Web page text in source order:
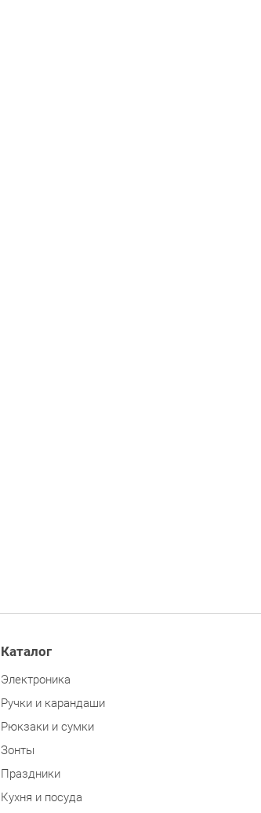
Каталог
Электроника
Ручки и карандаши
Рюкзаки и сумки
Зонты
Праздники
Кухня и посуда